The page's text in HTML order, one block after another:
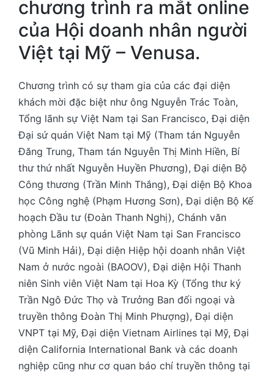
chương trình ra mắt online
của Hội doanh nhân người
Việt tại Mỹ – Venusa.
Chương trình có sự tham gia của các đại diện
khách mời đặc biệt như ông Nguyễn Trác Toàn,
Tổng lãnh sự Việt Nam tại San Francisco, Đại diện
Đại sứ quán Việt Nam tại Mỹ (Tham tán Nguyễn
Đăng Trung, Tham tán Nguyễn Thị Minh Hiền, Bí
thư thứ nhất Nguyễn Huyền Phương), Đại diện Bộ
Công thương (Trần Minh Thắng), Đại diện Bộ Khoa
học Công nghệ (Phạm Hương Sơn), Đại diện Bộ Kế
hoạch Đầu tư (Đoàn Thanh Nghị), Chánh văn
phòng Lãnh sự quán Việt Nam tại San Francisco
(Vũ Minh Hải), Đại diện Hiệp hội doanh nhân Việt
Nam ở nước ngoài (BAOOV), Đại diện Hội Thanh
niên Sinh viên Việt Nam tại Hoa Kỳ (Tổng thư ký
Trần Ngô Đức Thọ và Trưởng Ban đối ngoại và
truyền thông Đoàn Thị Minh Phượng), Đại diện
VNPT tại Mỹ, Đại diện Vietnam Airlines tại Mỹ, Đại
diện California International Bank và các doanh
nghiệp cũng như cơ quan báo chí truyền thông tại